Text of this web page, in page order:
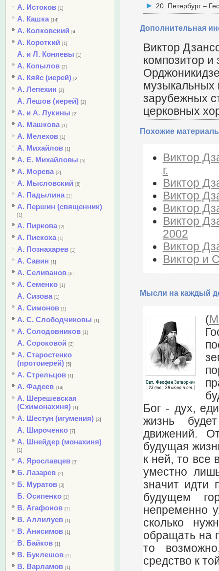
А. Истоков [1]
А. Кашка [14]
А. Колковский [4]
А. Короткий [1]
А. и Л. Коняевы [1]
А. Копылов [2]
А. Кяйс (иерей) [2]
А. Лепехин [2]
А. Лешов (иерей) [2]
А. и А. Лукины [2]
А. Машкова [1]
А. Мелехов [1]
А. Михайлов [1]
А. Е. Михайловы [5]
А. Морева [2]
А. Мысловский [8]
А. Падылина [1]
А. Першин (священник)
[1]
А. Пиркова [2]
А. Пискоха [1]
А. Познахарев [1]
А. Савин [1]
А. Селиванов [6]
А. Семенко [1]
А. Сизова [1]
А. Симонов [1]
А. С. Слободчиковы [1]
А. Солодовников [1]
А. Сороковой [2]
А. Старостенко
(протоиерей) [5]
А. Стрельцов [1]
А. Фадеев [14]
А. Шерешевская
(Схимонахиня) [1]
А. Шестун (игумения) [2]
А. Широченко [7]
А. Шнейдер (монахиня)
[1]
А. Ярославцев [3]
Б. Лазарев [2]
Б. Муратов [3]
Б. Осипенко [1]
В. Агафонов [1]
В. Аллилуев [1]
В. Анисимов [1]
В. Байков [1]
В. Буклешов [1]
В. Варламов [1]
20. Петербург –
Дополнительная
Виктор
композитор
музыкальных
зарубежных
церковных
Похожие
Виктор
г.
Виктор
Виктор
Виктор
Виктор
2002
Виктор
Виктор и
Мысли на каждый
(
Бог - дух,
жизнь
движений.
будущая
к ней, то все
уместно
значит идти
будущем
непременно
сколько
обращать на
то
средство к